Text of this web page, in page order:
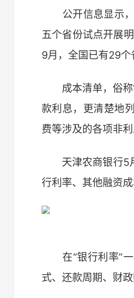
公开信息显示，
五个省份试点开展
9月，全国已有29个
成本清单，俗称“
款利息，更清楚地
费等涉及的各项非利
天津农商银行5月
行利率、其他融资
在“银行利率”一
式、还款周期、财政